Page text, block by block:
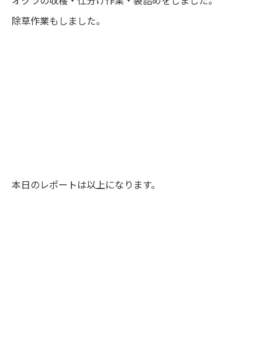
除草作業もしました。
本日のレポートは以上になります。